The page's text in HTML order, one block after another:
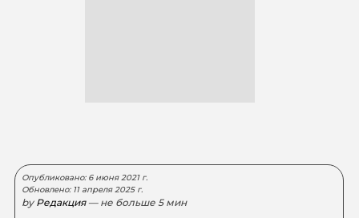
Опубликовано: 6 июня 2021 г.
Обновлено: 11 апреля 2025 г.
by Редакция — не больше 5 мин